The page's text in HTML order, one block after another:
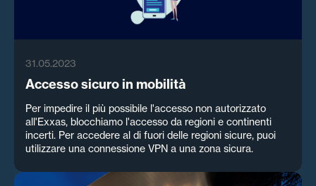
31.05.2023
Accesso sicuro in mobilità
Per impedire il più possibile l'accesso non autorizzato
all'Exxas, blocchiamo l'accesso da regioni e continenti
incerti. Per accedere al di fuori delle regioni sicure, puoi
utilizzare una connessione VPN a una zona sicura.